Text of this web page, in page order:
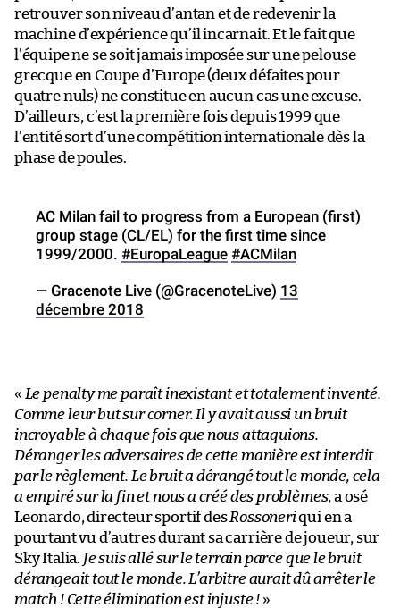
retrouver son niveau d’antan et de redevenir la
machine d’expérience qu’il incarnait. Et le fait que
l’équipe ne se soit jamais imposée sur une pelouse
grecque en Coupe d’Europe (deux défaites pour
quatre nuls) ne constitue en aucun cas une excuse.
D’ailleurs, c’est la première fois depuis 1999 que
l’entité sort d’une compétition internationale dès la
phase de poules.
AC Milan fail to progress from a European (first)
group stage (CL/EL) for the first time since
1999/2000. #EuropaLeague #ACMilan
— Gracenote Live (@GracenoteLive) 13
décembre 2018
« Le penalty me paraît inexistant et totalement inventé.
Comme leur but sur corner. Il y avait aussi un bruit
incroyable à chaque fois que nous attaquions.
Déranger les adversaires de cette manière est interdit
par le règlement. Le bruit a dérangé tout le monde, cela
a empiré sur la fin et nous a créé des problèmes, a osé
Leonardo, directeur sportif desRossoneriqui en a
pourtant vu d’autres durant sa carrière de joueur, sur
Sky Italia. Je suis allé sur le terrain parce que le bruit
dérangeait tout le monde. L’arbitre aurait dû arrêter le
match ! Cette élimination est injuste !»